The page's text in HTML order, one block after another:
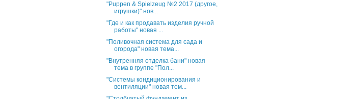
"Puppen & Spielzeug №2 2017 (другое,
игрушки)" нов...
"Где и как продавать изделия ручной
работы" новая ...
"Поливочная система для сада и
огорода" новая тема...
"Внутренняя отделка бани" новая
тема в группе "Пол...
"Системы кондиционирования и
вентиляции" новая тем...